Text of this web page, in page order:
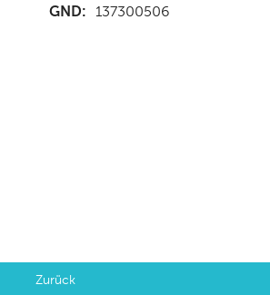
GND: 137300506
Zurück